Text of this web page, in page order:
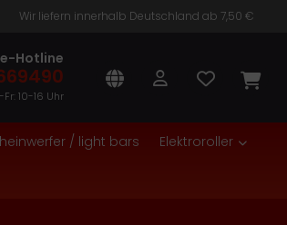
Wir liefern innerhalb Deutschland ab 7,50 €
Hotline
Fr: 10-16 Uhr
/ light bars Elektroroller